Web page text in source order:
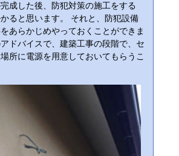
成した後、防犯対策の施工をする
ると思います。 それと、防犯設備
あらかじめやっておくことができま
ドバイスで、建築工事の段階で、セ
所に電源を用意しておいてもらうこ